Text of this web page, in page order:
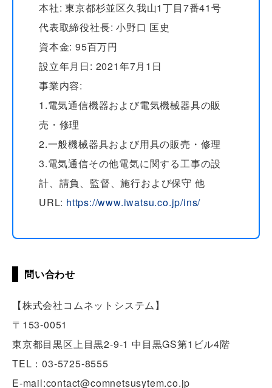
本社: 東京都杉並区久我山1丁目7番41号
代表取締役社長: 小野口 匡史
資本金: 95百万円
設立年月日: 2021年7月1日
事業内容:
1.電気通信機器および電気機械器具の販
売・修理
2.一般機械器具および用具の販売・修理
3.電気通信その他電気に関する工事の設
計、請負、監督、施行および保守 他
URL: https://www.iwatsu.co.jp/ins/
問い合わせ
【株式会社コムネットシステム】
〒153-0051
東京都目黒区上目黒2-9-1 中目黒GS第1ビル4階
TEL：03-5725-8555
E-mail:contact@comnetsusytem.co.jp